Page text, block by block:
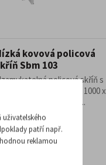
kovová policová
Sbm 103
policová skříň s
otočnými dveřmi, 1040 x 1000 x
435 mm. Dodávaná se 2 ...
375,21 Kč
DPH
uživatelského
patří např.
reklamou